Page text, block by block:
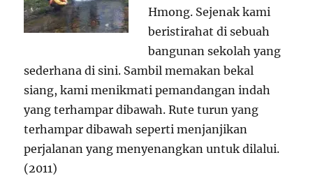
Hmong. Sejenak kami
beristirahat di sebuah
bangunan sekolah yang
sederhana di sini. Sambil memakan bekal
siang, kami menikmati pemandangan indah
yang terhampar dibawah. Rute turun yang
terhampar dibawah seperti menjanjikan
perjalanan yang menyenangkan untuk dilalui.
(2011)